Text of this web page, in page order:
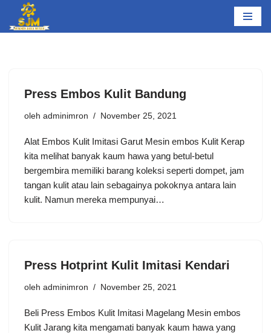
Lompat
Press Embos Kulit Bandung
oleh adminimron November 25, 2021
Alat Embos Kulit Imitasi Garut Mesin embos Kulit Kerap
kita melihat banyak kaum hawa yang betul-betul
bergembira memiliki barang koleksi seperti dompet, jam
tangan kulit atau lain sebagainya pokoknya antara lain
kulit. Namun mereka mempunyai…
Press Hotprint Kulit Imitasi Kendari
oleh adminimron November 25, 2021
Beli Press Embos Kulit Imitasi Magelang Mesin embos
Kulit Jarang kita mengamati banyak kaum hawa yang